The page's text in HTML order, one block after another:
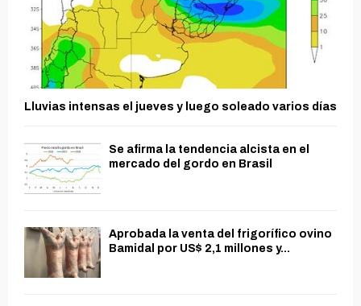
Lluvias intensas el jueves y luego soleado varios días
Se afirma la tendencia alcista en el
mercado del gordo en Brasil
Aprobada la venta del frigorífico ovino
Bamidal por US$ 2,1 millones y...